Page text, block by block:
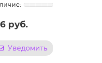
руб.
Уведомить